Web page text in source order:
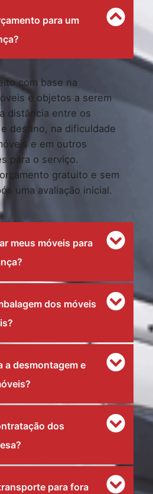
para um
com base na
e objetos a serem
distância entre os
destino, na dificuldade
e em outros
para o serviço.
gratuito e sem
uma avaliação inicial.
meus móveis para
dos móveis
a desmontagem e
dos
para fora